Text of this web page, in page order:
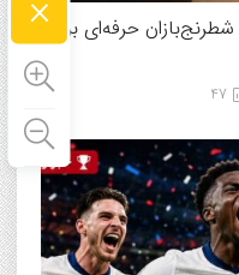
حرفه‌ای برای
47
×